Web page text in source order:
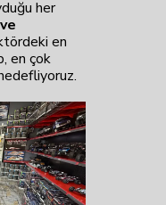
her
en
en çok